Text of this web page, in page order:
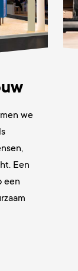
we
Een
een